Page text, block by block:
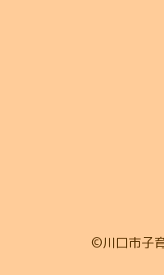
©川口市子